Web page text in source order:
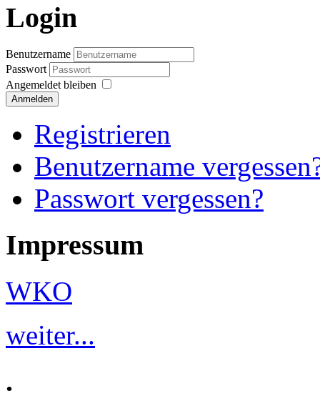
Login
Benutzername
Passwort
Angemeldet bleiben
Anmelden
Registrieren
Benutzername
Passwort vergessen?
Impressum
WKO
weiter...
.